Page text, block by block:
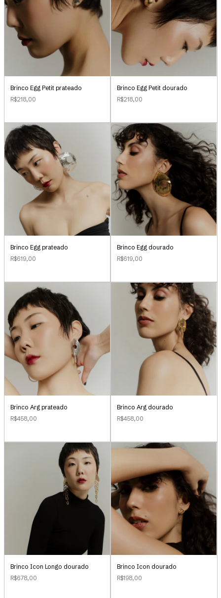
Brinco Egg Petit prateado
R$218,00
Brinco Egg Petit dourado
R$218,00
Brinco Egg prateado
R$619,00
Brinco Egg dourado
R$619,00
Brinco Arg prateado
R$458,00
Brinco Arg dourado
R$458,00
Brinco Icon Longo dourado
R$678,00
Brinco Icon dourado
R$198,00